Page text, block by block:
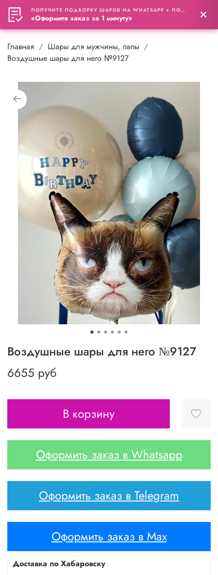
0
Главная
Шары для мужчины, папы
Воздушные шары для него №9127
Воздушные шары для него №9127
6655 руб
В корзину
Оформить заказ в Whatsapp
Оформить заказ в Telegram
Оформить заказ в Max
Доставка по Хабаровску
ПОЛУЧИТЕ ПОДБОРКУ ШАРОВ НА WHATSAPP + ПОДАРОК
«Оформите заказ за 1 минуту»